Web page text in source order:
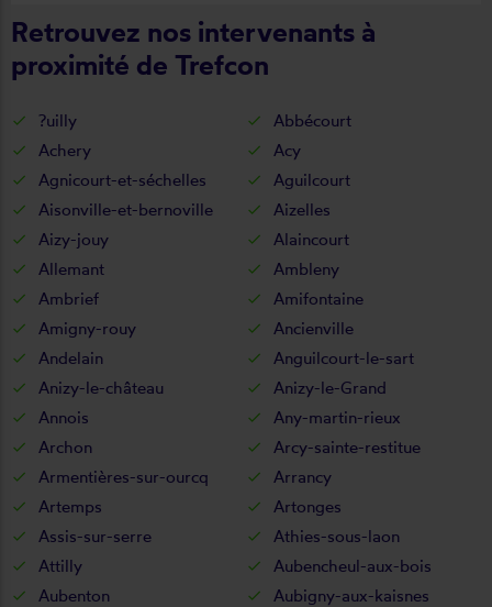
Retrouvez nos intervenants à
proximité de Trefcon
?uilly
Abbécourt
Achery
Acy
Agnicourt-et-séchelles
Aguilcourt
Aisonville-et-bernoville
Aizelles
Aizy-jouy
Alaincourt
Allemant
Ambleny
Ambrief
Amifontaine
Amigny-rouy
Ancienville
Andelain
Anguilcourt-le-sart
Anizy-le-château
Anizy-le-Grand
Annois
Any-martin-rieux
Archon
Arcy-sainte-restitue
Armentières-sur-ourcq
Arrancy
Artemps
Artonges
Assis-sur-serre
Athies-sous-laon
Attilly
Aubencheul-aux-bois
Aubenton
Aubigny-aux-kaisnes